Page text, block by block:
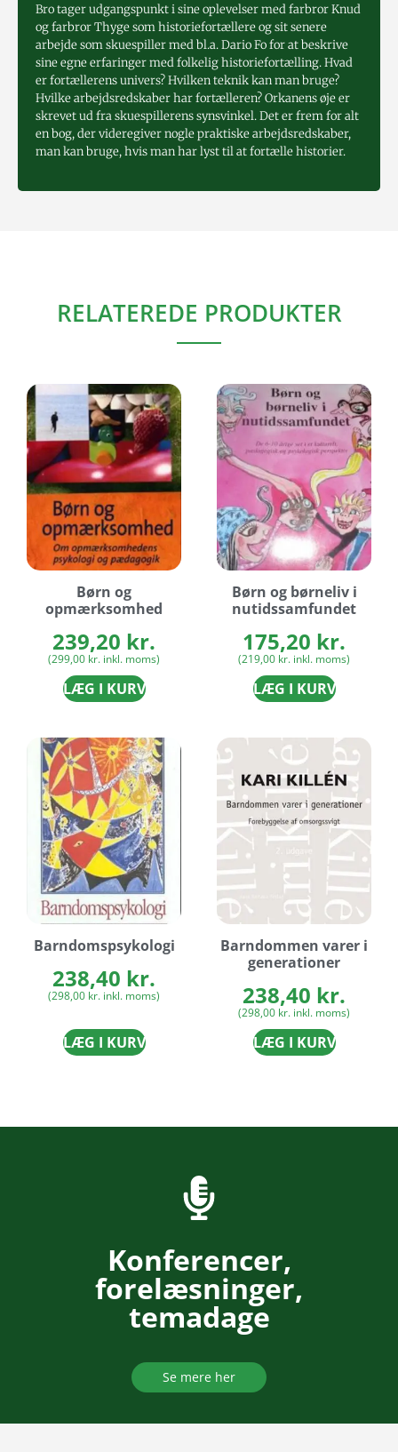
Bro tager udgangspunkt i sine oplevelser med farbror Knud
og farbror Thyge som historiefortællere og sit senere
arbejde som skuespiller med bl.a. Dario Fo for at beskrive
sine egne erfaringer med folkelig historiefortælling. Hvad
er fortællerens univers? Hvilken teknik kan man bruge?
Hvilke arbejdsredskaber har fortælleren? Orkanens øje er
skrevet ud fra skuespillerens synsvinkel. Det er frem for alt
en bog, der videregiver nogle praktiske arbejdsredskaber,
man kan bruge, hvis man har lyst til at fortælle historier.
RELATEREDE PRODUKTER
Børn og
opmærksomhed
239,20 kr.
(299,00 kr. inkl. moms)
LÆG I KURV
Børn og børneliv i
nutidssamfundet
175,20 kr.
(219,00 kr. inkl. moms)
LÆG I KURV
Barndomspsykologi
238,40 kr.
(298,00 kr. inkl. moms)
LÆG I KURV
Barndommen varer i
generationer
238,40 kr.
(298,00 kr. inkl. moms)
LÆG I KURV
Konferencer,
forelæsninger,
temadage
Se mere her